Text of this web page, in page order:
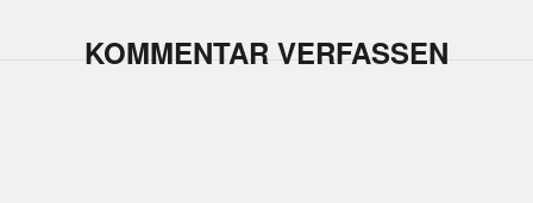
KOMMENTAR VERFASSEN